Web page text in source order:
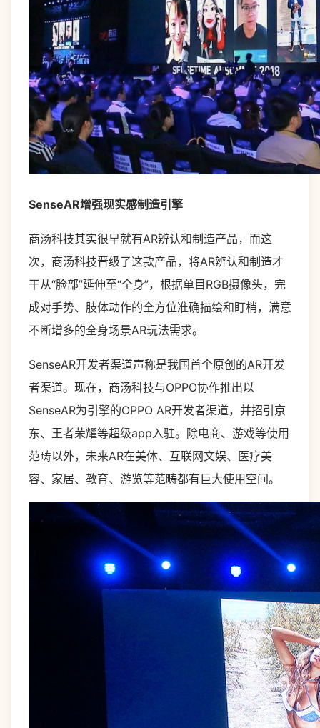
SenseAR增强现实感制造引擎
商汤科技其实很早就有AR辨认和制造产品，而这
次，商汤科技晋级了这款产品，将AR辨认和制造才
干从“脸部”延伸至“全身”，根据单目RGB摄像头，完
成对手势、肢体动作的全方位准确描绘和盯梢，满意
不断增多的全身场景AR玩法需求。
SenseAR开发者渠道声称是我国首个原创的AR开发
者渠道。现在，商汤科技与OPPO协作推出以
SenseAR为引擎的OPPO AR开发者渠道，并招引京
东、王者荣耀等超级app入驻。除电商、游戏等使用
范畴以外，未来AR在美体、互联网文娱、医疗美
容、家居、教育、游览等范畴都有巨大使用空间。